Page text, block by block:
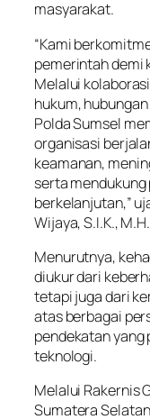
masyarakat.
“Kami
pemerintah demi
Melalui
hukum,
Polda Sumsel
organisasi
keamanan,
serta
berkelanjutan,”
Wijaya, S.I.K., M.H.
Menurutnya,
diukur dari
tetapi juga dari
atas berbagai
pendekatan yang
teknologi.
Melalui Rakernis
Sumatera